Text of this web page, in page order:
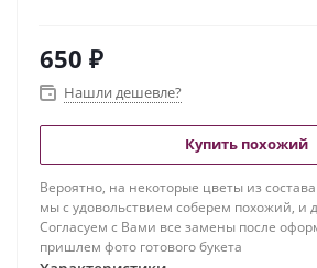
650 ₽
Нашли дешевле?
Купить похожий
Вероятно, на некоторые цветы из
мы с удовольствием соберем похожий, и
Согласуем с Вами все замены после
пришлем фото готового букета